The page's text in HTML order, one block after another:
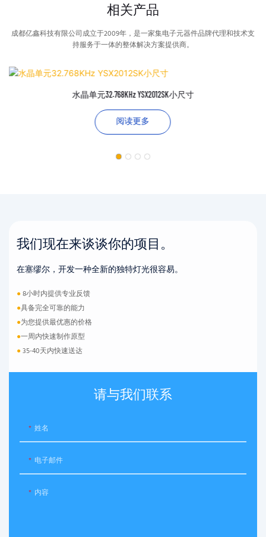
相关产品
成都亿鑫科技有限公司成立于2009年，是一家集电子元器件品牌代理和技术支
持服务于一体的整体解决方案提供商。
水晶单元32.768KHz YSX2012SK小尺寸
阅读更多
我们现在来谈谈你的项目。
在塞缪尔，开发一种全新的独特灯光很容易。
●8小时内提供专业反馈
●具备完全可靠的能力
●为您提供最优惠的价格
●一周内快速制作原型
●35-40天内快速送达
请与我们联系
姓名
电子邮件
内容